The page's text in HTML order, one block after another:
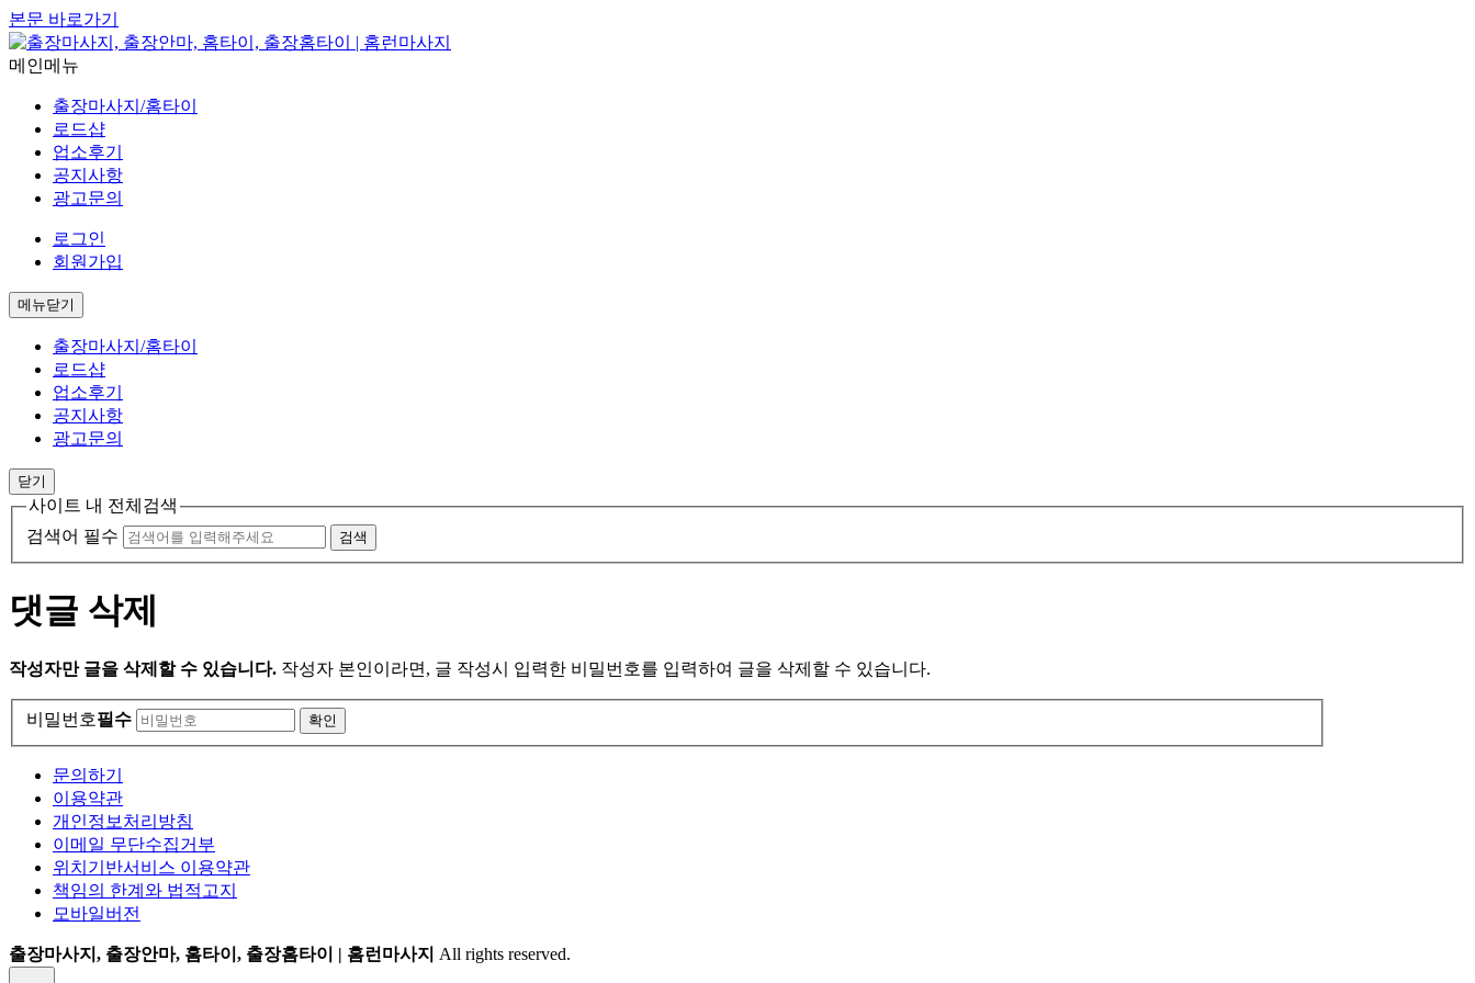
본문 바로가기
메인메뉴
출장마사지/홈타이
로드샵
업소후기
공지사항
광고문의
로그인
회원가입
메뉴닫기
출장마사지/홈타이
로드샵
업소후기
공지사항
광고문의
닫기
사이트 내 전체검색
검색어 필수
검색
댓글 삭제
작성자만 글을 삭제할 수 있습니다. 작성자 본인이라면, 글 작성시 입력한 비밀번호를 입력하여 글을 삭제할 수 있습니다.
비밀번호필수
문의하기
이용약관
개인정보처리방침
이메일 무단수집거부
위치기반서비스 이용약관
책임의 한계와 법적고지
모바일버전
출장마사지, 출장안마, 홈타이, 출장홈타이 | 홈런마사지 All rights reserved.